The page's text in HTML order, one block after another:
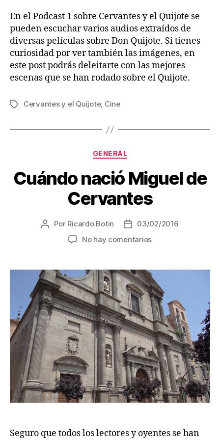
En el Podcast 1 sobre Cervantes y el Quijote se
pueden escuchar varios audios extraídos de
diversas películas sobre Don Quijote. Si tienes
curiosidad por ver también las imágenes, en
este post podrás deleitarte con las mejores
escenas que se han rodado sobre el Quijote.
Etiquetas
Cervantes y el Quijote, Cine
Categorías
GENERAL
Cuándo nació Miguel de
Cervantes
Autor
Por Ricardo Botin
Fecha03/02/2016
No hay comentariosen
Miguel
de
Cervantes
Seguro que todos los lectores y oyentes se han